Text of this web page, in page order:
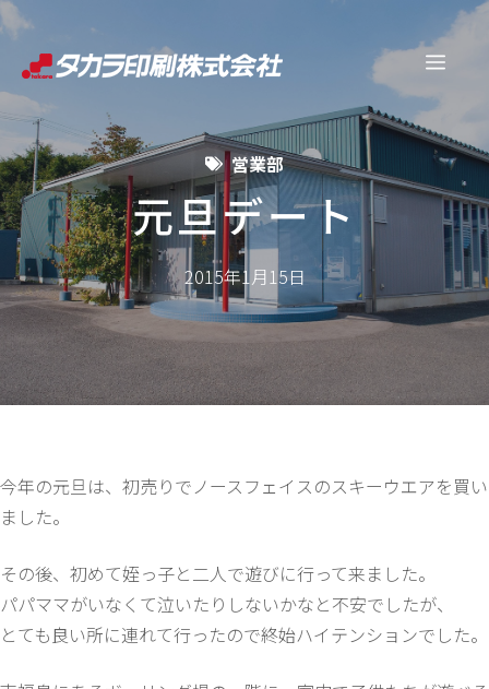
コ
ン
へ
ス
キ
プ
メ
ュ
ー
営業部
元旦デート
2015年1月15日
今年の元旦は、初売りでノースフェイスのスキーウエアを買い
ました。
その後、初めて姪っ子と二人で遊びに行って来ました。
パパママがいなくて泣いたりしないかなと不安でしたが、
とても良い所に連れて行ったので終始ハイテンションでした。